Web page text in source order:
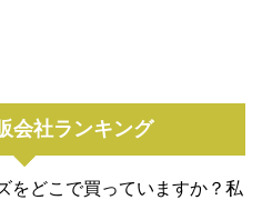
会社ランキング
をどこで買っていますか？私